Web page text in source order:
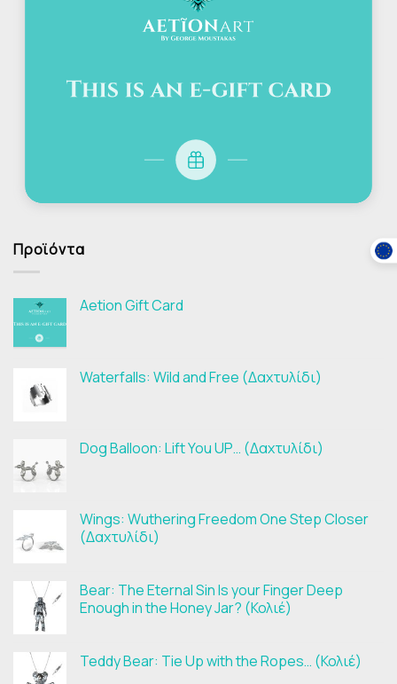
Προϊόντα
Aetion Gift Card
Waterfalls: Wild and Free (Δαχτυλίδι)
Dog Balloon: Lift You UP… (Δαχτυλίδι)
Wings: Wuthering Freedom One Step Closer
(Δαχτυλίδι)
Bear: The Eternal Sin Is your Finger Deep
Enough in the Honey Jar? (Κολιέ)
Teddy Bear: Tie Up with the Ropes… (Κολιέ)